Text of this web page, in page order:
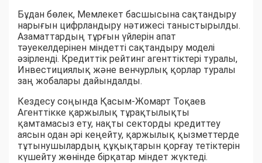
Бұдан бөлек, Мемлекет басшысына сақтандыру
нарығын цифрландыру нәтижесі таныстырылды.
Азаматтардың тұрғын үйлерін апат
тәуекелдерінен міндетті сақтандыру моделі
әзірленді. Кредиттік рейтинг агенттіктері туралы,
Инвестициялық және венчурлық қорлар туралы
заң жобалары дайындалды.
Кездесу соңында Қасым-Жомарт Тоқаев
Агенттікке қаржылық тұрақтылықты
қамтамасыз ету, нақты секторды кредиттеу
аясын одан әрі кеңейту, қаржылық қызметтерде
тұтынушылардың құқықтарын қорғау тетіктерін
күшейту жөнінде бірқатар міндет жүктеді.